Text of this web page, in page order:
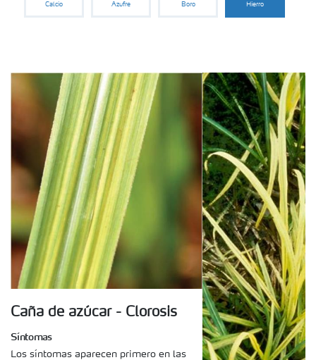
Calcio Azufre Boro Hierro
Caña de azúcar - Clorosis
Síntomas
Los síntomas aparecen primero en las